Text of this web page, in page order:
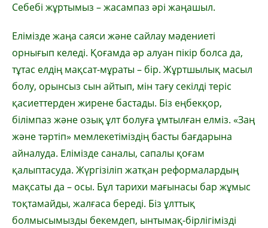
Себебі жұртымыз – жасампаз әрі жаңашыл.
Елімізде жаңа саяси және сайлау мәдениеті
орнығып келеді. Қоғамда әр алуан пікір болса да,
тұтас елдің мақсат-мұраты – бір. Жұртшылық масыл
болу, орынсыз сын айтып, мін тағу секілді теріс
қасиеттерден жирене бастады. Біз еңбекқор,
білімпаз және озық ұлт болуға ұмтылған елміз. «Заң
және тәртіп» мемлекетіміздің басты бағдарына
айналуда. Елімізде саналы, сапалы қоғам
қалыптасуда. Жүргізіліп жатқан реформалардың
мақсаты да – осы. Бұл тарихи мағынасы бар жұмыс
тоқтамайды, жалғаса береді. Біз ұлттық
болмысымызды бекемдеп, ынтымақ-бірлігімізді